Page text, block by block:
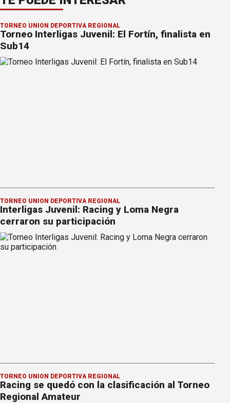
TORNEO UNIÓN DEPORTIVA REGIONAL
Torneo Interligas Juvenil: El Fortín, finalista en
Sub14
TORNEO UNIÓN DEPORTIVA REGIONAL
Interligas Juvenil: Racing y Loma Negra
cerraron su participación
TORNEO UNIÓN DEPORTIVA REGIONAL
Racing se quedó con la clasificación al Torneo
Regional Amateur